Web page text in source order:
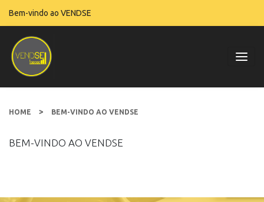
Bem-vindo ao VENDSE
HOME > BEM-VINDO AO VENDSE
BEM-VINDO AO VENDSE